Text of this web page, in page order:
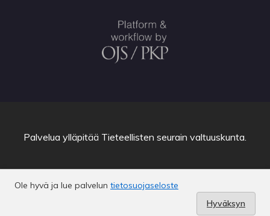
Ole hyvä ja lue palvelun tietosuojaseloste
Hyväksyn
Palvelua ylläpitää Tieteellisten seurain valtuuskunta.